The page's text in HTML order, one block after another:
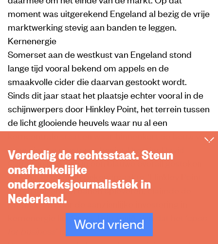
moment was uitgerekend Engeland al bezig de vrije
marktwerking stevig aan banden te leggen.
Kernenergie
Somerset aan de westkust van Engeland stond
lange tijd vooral bekend om appels en de
smaakvolle cider die daarvan gestookt wordt.
Sinds dit jaar staat het plaatsje echter vooral in de
schijnwerpers door Hinkley Point, het terrein tussen
de licht glooiende heuvels waar nu al een
kerncentrale staat en waar binnenkort de bouw van
twee nieuwe reactoren begint. Premier David
Cameron had zich in een blauwe overall gestoken
toen hij de plannen bekendmaakte. ‘Hinkley Point
C’ zou duizenden banen opleveren, claimde de
premier, en door de aanzienlijke investering in
kernenergie liet Groot-Brittannië zien dat het
Verdedig de rechtsstaat. Steun
onafhankelijke
onderzoeksjournalistiek in
Nederland.
Word vriend